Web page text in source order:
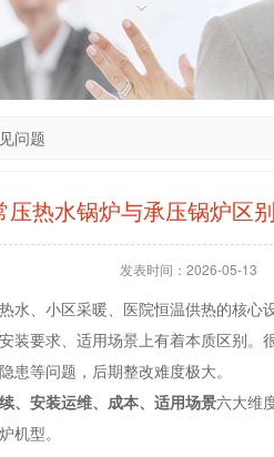
问题
压热水锅炉与承压锅炉区
发表时间：2026-05-13
水、小区采暖、医院恒温供热的核心
装要求、适用场景上有着本质区别
患等问题，后期整改难度极大。
、安装运维、成本、适用场景六大维
机型。